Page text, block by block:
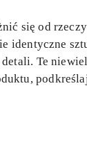
się od
identyczne
Te